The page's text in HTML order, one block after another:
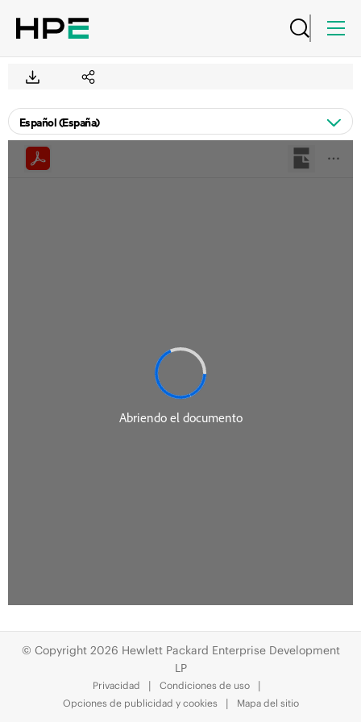
© Copyright 2026 Hewlett Packard Enterprise Development
LP
Privacidad
Condiciones de uso
Opciones de publicidad y cookies
Mapa del sitio